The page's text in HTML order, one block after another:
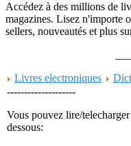
Accédez à des millions de
magazines. Lisez n'importe
sellers, nouveautés et plus
Livres electroniques
--------------------
Vous pouvez lire/
dessous: